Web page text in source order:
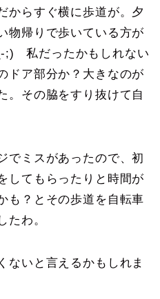
らすぐ横に歩道が。夕
物帰りで歩いている方が
;) 私だったかもしれない
ドア部分か？大きなのが
。その脇をすり抜けて自
ミスがあったので、初
してもらったりと時間が
も？とその歩道を自転車
たわ。
いと言えるかもしれま